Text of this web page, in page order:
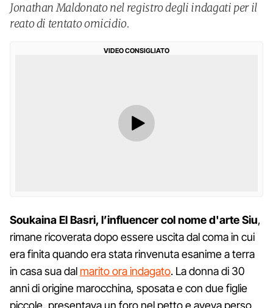
Jonathan Maldonato nel registro degli indagati per il
reato di tentato omicidio.
VIDEO CONSIGLIATO
Soukaina El Basri, l’influencer col nome d'arte Siu,
rimane ricoverata dopo essere uscita dal coma in cui
era finita quando era stata rinvenuta esanime a terra
in casa sua dal marito ora indagato. La donna di 30
anni di origine marocchina, sposata e con due figlie
piccole, presentava un foro nel petto e aveva perso